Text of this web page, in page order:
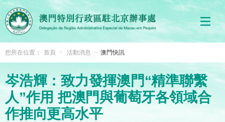
您所在位置： 首頁 > 活動消息 > 澳門快訊
岑浩輝：致力發揮澳門“精準聯繫
人”作用 把澳門與葡萄牙各領域合
作推向更高水平